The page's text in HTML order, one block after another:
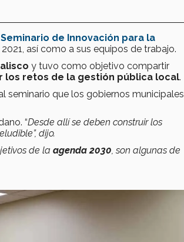
Seminario de Innovación para la
así como a sus equipos de trabajo.
y tuvo como objetivo compartir
los retos de la gestión pública local.
seminario que los gobiernos municipales
“Desde allí se deben construir los
dijo.
de la agenda 2030 , son algunas de